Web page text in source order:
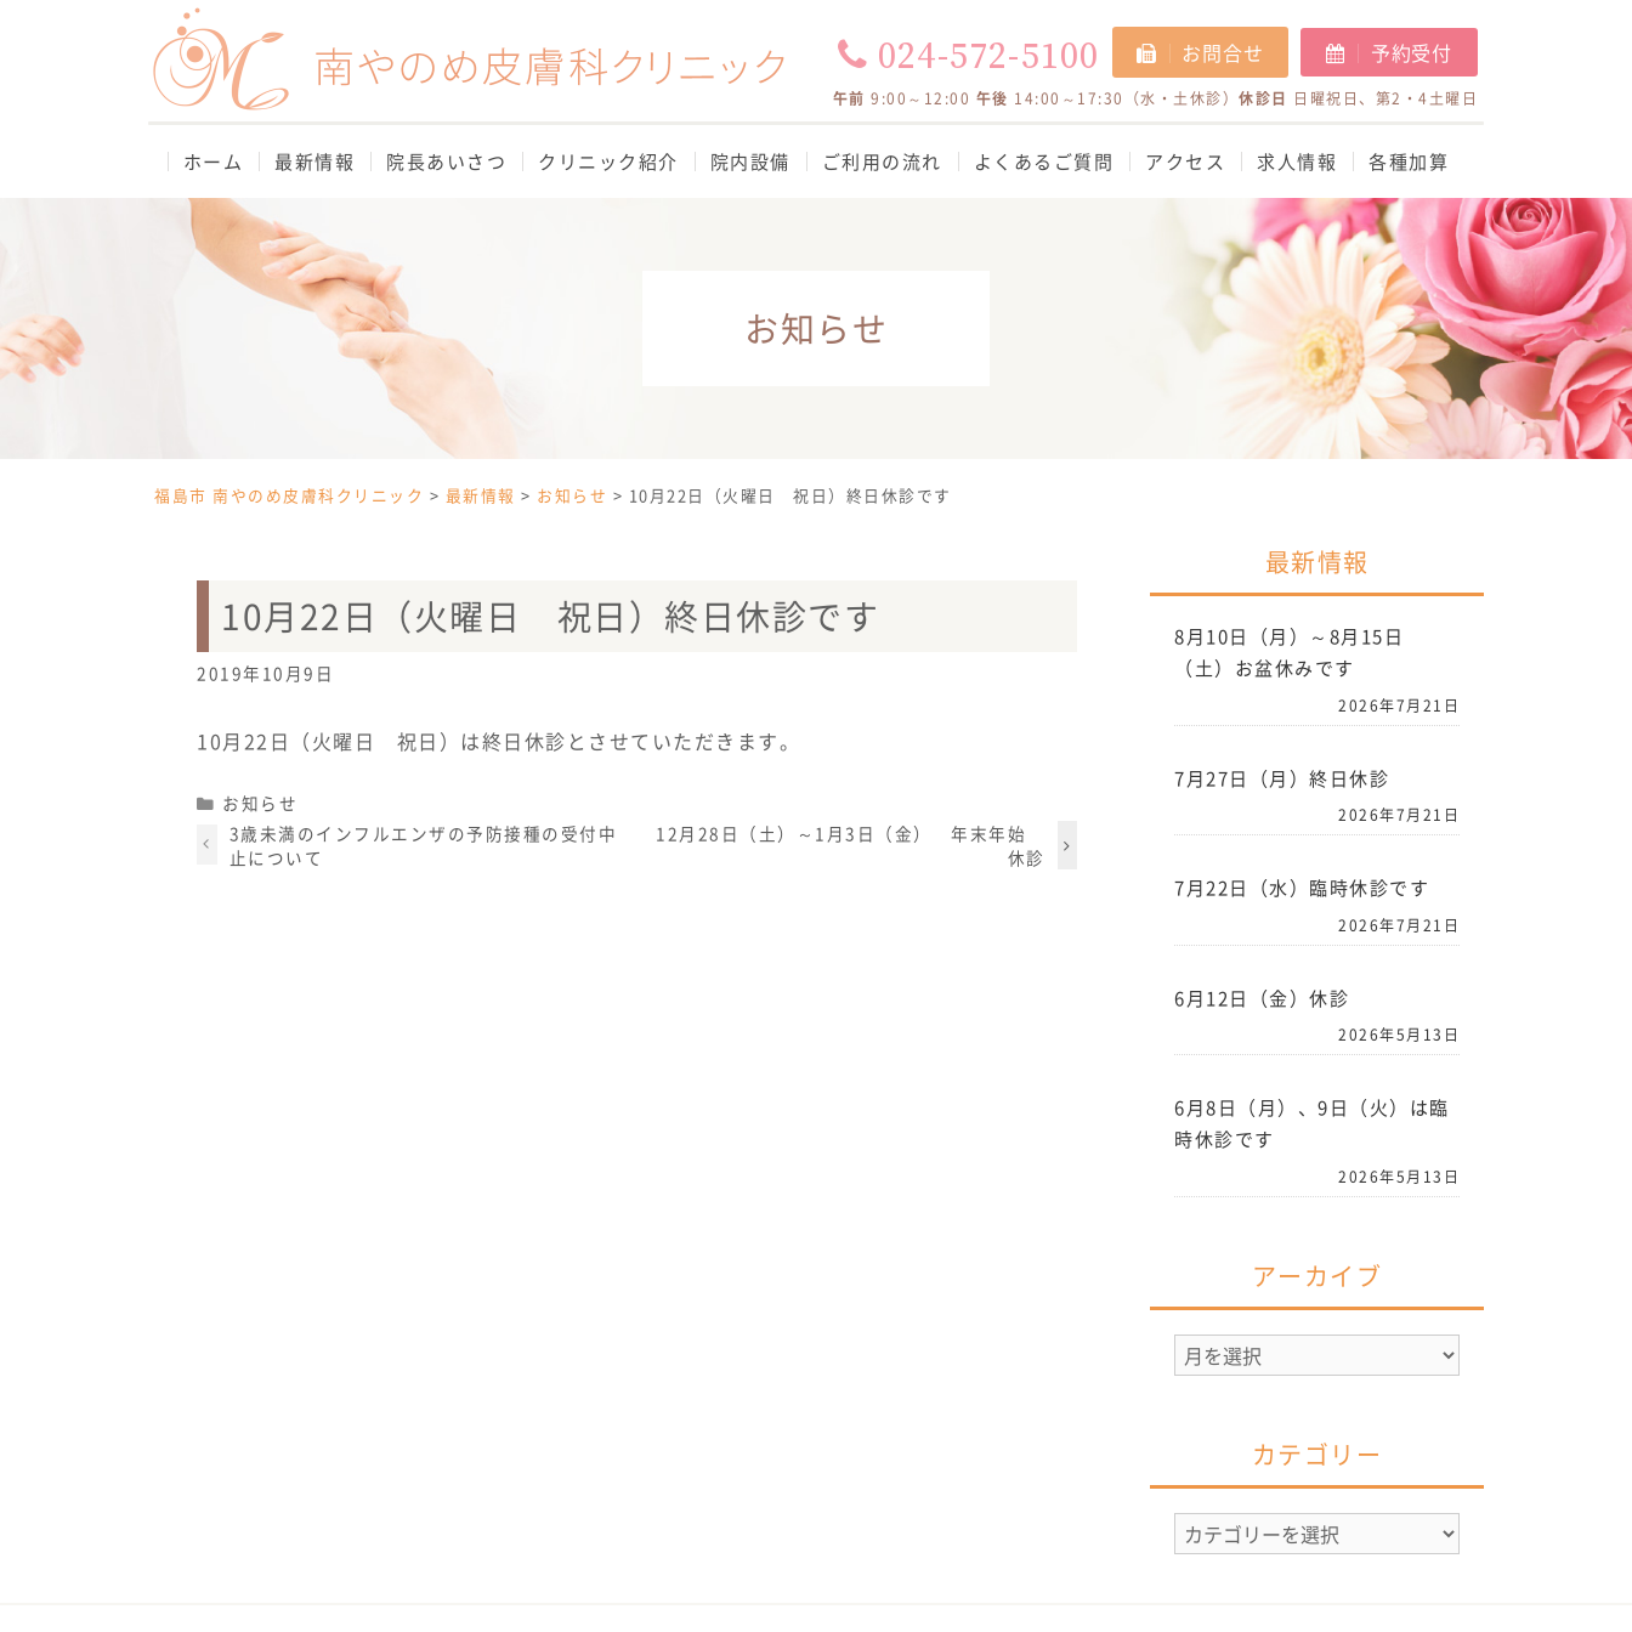
024-572-5100 お問合せ 予約受付
午前 9:00～12:00 午後 14:00～17:30（水・土休診） 休診日 日曜祝日、第2・4土曜日
ホーム 最新情報 院長あいさつ クリニック紹介 院内設備 ご利用の流れ よくあるご質問 アクセス 求人情報 各種加算
お知らせ
福島市 南やのめ皮膚科クリニック > 最新情報 > お知らせ > 10月22日（火曜日 祝日）終日休診です
10月22日（火曜日 祝日）終日休診です
2019年10月9日
10月22日（火曜日 祝日）は終日休診とさせていただきます。
Categories
お知らせ
3歳未満のインフルエンザの予防接種の受付中
止について
12月28日（土）～1月3日（金） 年末年始
休診
最新情報
8月10日（月）～8月15日
（土）お盆休みです
2026年7月21日
7月27日（月）終日休診
2026年7月21日
7月22日（水）臨時休診です
2026年7月21日
6月12日（金）休診
2026年5月13日
6月8日（月）、9日（火）は臨
時休診です
2026年5月13日
アーカイブ
ア
ー
カテゴリー
カ
テ